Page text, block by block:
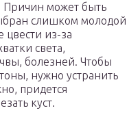
Причин может быть
слишком молодой
цвести из-за
света,
болезней. Чтобы
нужно устранить
придется
куст.